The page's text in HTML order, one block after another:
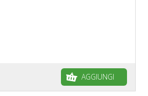
AGGIUNGI